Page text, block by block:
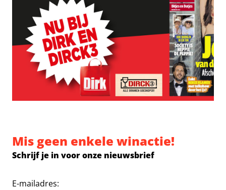
Mis geen enkele winactie!
Schrijf je in voor onze nieuwsbrief
E-mailadres: